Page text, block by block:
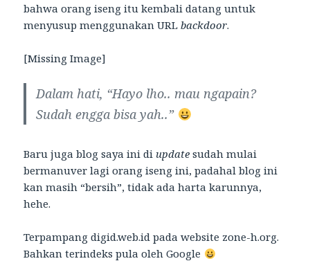
bahwa orang iseng itu kembali datang untuk
menyusup menggunakan URLbackdoor.
[Missing Image]
Dalam hati, “Hayo lho.. mau ngapain?
Sudah engga bisa yah..”
Baru juga blog saya ini di update sudah mulai
bermanuver lagi orang iseng ini, padahal blog ini
kan masih “bersih”, tidak ada harta karunnya,
hehe.
Terpampang digid.web.id pada website zone-h.org.
Bahkan terindeks pula oleh Google